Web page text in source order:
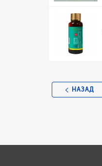
НАЗАД